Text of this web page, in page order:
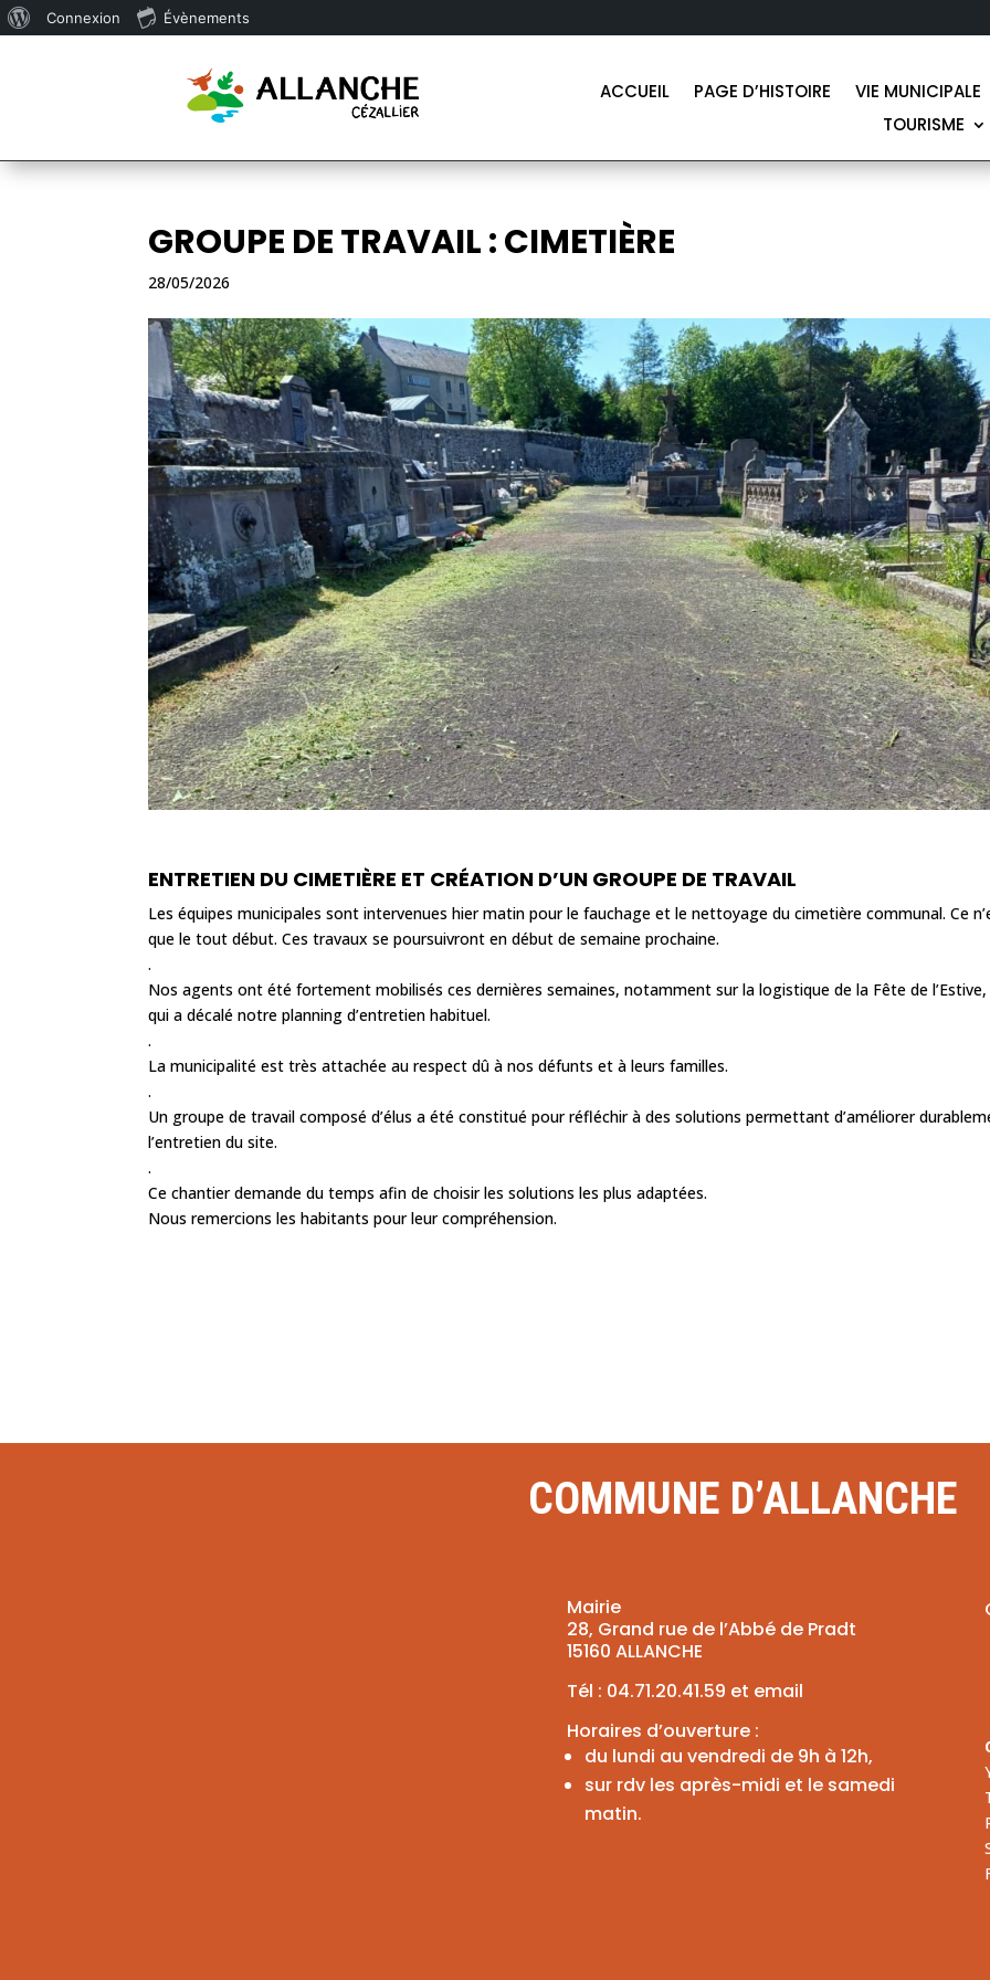
ACCUEIL PAGE D’HISTOIRE VIE MUNICIPALE
TOURISME
GROUPE DE TRAVAIL : CIMETIÈRE
28/05/2026
ENTRETIEN DU CIMETIÈRE ET CRÉATION D’UN GROUPE DE TRAVAIL
Les équipes municipales sont intervenues hier matin pour le fauchage et le nettoyage du cimetière communal. Ce
que le tout début. Ces travaux se poursuivront en début de semaine prochaine.
.
Nos agents ont été fortement mobilisés ces dernières semaines, notamment sur la logistique de la Fête de l’Estive,
qui a décalé notre planning d’entretien habituel.
.
La municipalité est très attachée au respect dû à nos défunts et à leurs familles.
.
Un groupe de travail composé d’élus a été constitué pour réfléchir à des solutions permettant d’améliorer
l’entretien du site.
.
Ce chantier demande du temps afin de choisir les solutions les plus adaptées.
Nous remercions les habitants pour leur compréhension.
COMMUNE D’ALLANCHE
Mairie
28, Grand rue de l’Abbé de Pradt
15160 ALLANCHE
Tél : 04.71.20.41.59 et email
Horaires d’ouverture :
du lundi au vendredi de 9h à 12h,
sur rdv les après-midi et le samedi
matin.
Connexion Évènements